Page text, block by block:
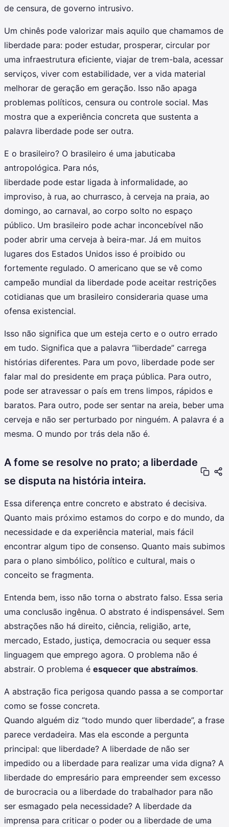
de censura, de governo intrusivo.
Um chinês pode valorizar mais aquilo que chamamos de
liberdade para: poder estudar, prosperar, circular por
uma infraestrutura eficiente, viajar de trem-bala, acessar
serviços, viver com estabilidade, ver a vida material
melhorar de geração em geração. Isso não apaga
problemas políticos, censura ou controle social. Mas
mostra que a experiência concreta que sustenta a
palavra liberdade pode ser outra.
E o brasileiro? O brasileiro é uma jabuticaba
antropológica. Para nós,
liberdade pode estar ligada à informalidade, ao
improviso, à rua, ao churrasco, à cerveja na praia, ao
domingo, ao carnaval, ao corpo solto no espaço
público. Um brasileiro pode achar inconcebível não
poder abrir uma cerveja à beira-mar. Já em muitos
lugares dos Estados Unidos isso é proibido ou
fortemente regulado. O americano que se vê como
campeão mundial da liberdade pode aceitar restrições
cotidianas que um brasileiro consideraria quase uma
ofensa existencial.
Isso não significa que um esteja certo e o outro errado
em tudo. Significa que a palavra “liberdade” carrega
histórias diferentes. Para um povo, liberdade pode ser
falar mal do presidente em praça pública. Para outro,
pode ser atravessar o país em trens limpos, rápidos e
baratos. Para outro, pode ser sentar na areia, beber uma
cerveja e não ser perturbado por ninguém. A palavra é a
mesma. O mundo por trás dela não é.
A fome se resolve no prato; a liberdade
se disputa na história inteira.
Essa diferença entre concreto e abstrato é decisiva.
Quanto mais próximo estamos do corpo e do mundo, da
necessidade e da experiência material, mais fácil
encontrar algum tipo de consenso. Quanto mais subimos
para o plano simbólico, político e cultural, mais o
conceito se fragmenta.
Entenda bem, isso não torna o abstrato falso. Essa seria
uma conclusão ingênua. O abstrato é indispensável. Sem
abstrações não há direito, ciência, religião, arte,
mercado, Estado, justiça, democracia ou sequer essa
linguagem que emprego agora. O problema não é
abstrair. O problema é esquecer que abstraímos.
A abstração fica perigosa quando passa a se comportar
como se fosse concreta.
Quando alguém diz “todo mundo quer liberdade”, a frase
parece verdadeira. Mas ela esconde a pergunta
principal: que liberdade? A liberdade de não ser
impedido ou a liberdade para realizar uma vida digna? A
liberdade do empresário para empreender sem excesso
de burocracia ou a liberdade do trabalhador para não
ser esmagado pela necessidade? A liberdade da
imprensa para criticar o poder ou a liberdade de uma